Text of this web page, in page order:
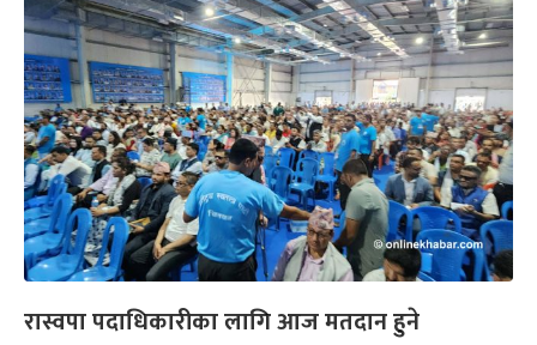
रास्वपा पदाधिकारीका लागि आज मतदान हुने